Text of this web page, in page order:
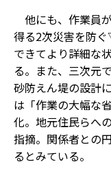
他にも、作業員
得る2次災害を防
できてより詳細な
る。また、三次元
砂防えん堤の設計
は「作業の大幅な
化。地元住民らへ
指摘。関係者との
るとみている。